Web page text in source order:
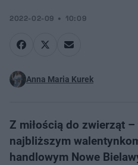
2022-02-09 10:09
Anna Maria Kurek
Z miłością do zwierząt
najbliższym
handlowym Nowe